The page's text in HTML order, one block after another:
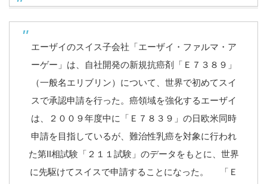
エーザイのスイス子会社「エーザイ・ファルマ・ア
ーゲー」は、自社開発の新規抗癌剤「Ｅ７３８９」
（一般名エリブリン）について、世界で初めてスイ
スで承認申請を行った。癌領域を強化するエーザイ
は、２００９年度中に「Ｅ７８３９」の日欧米同時
申請を目指しているが、難治性乳癌を対象に行われ
た第II相試験「２１１試験」のデータをもとに、世界
に先駆けてスイスで申請することになった。 「Ｅ